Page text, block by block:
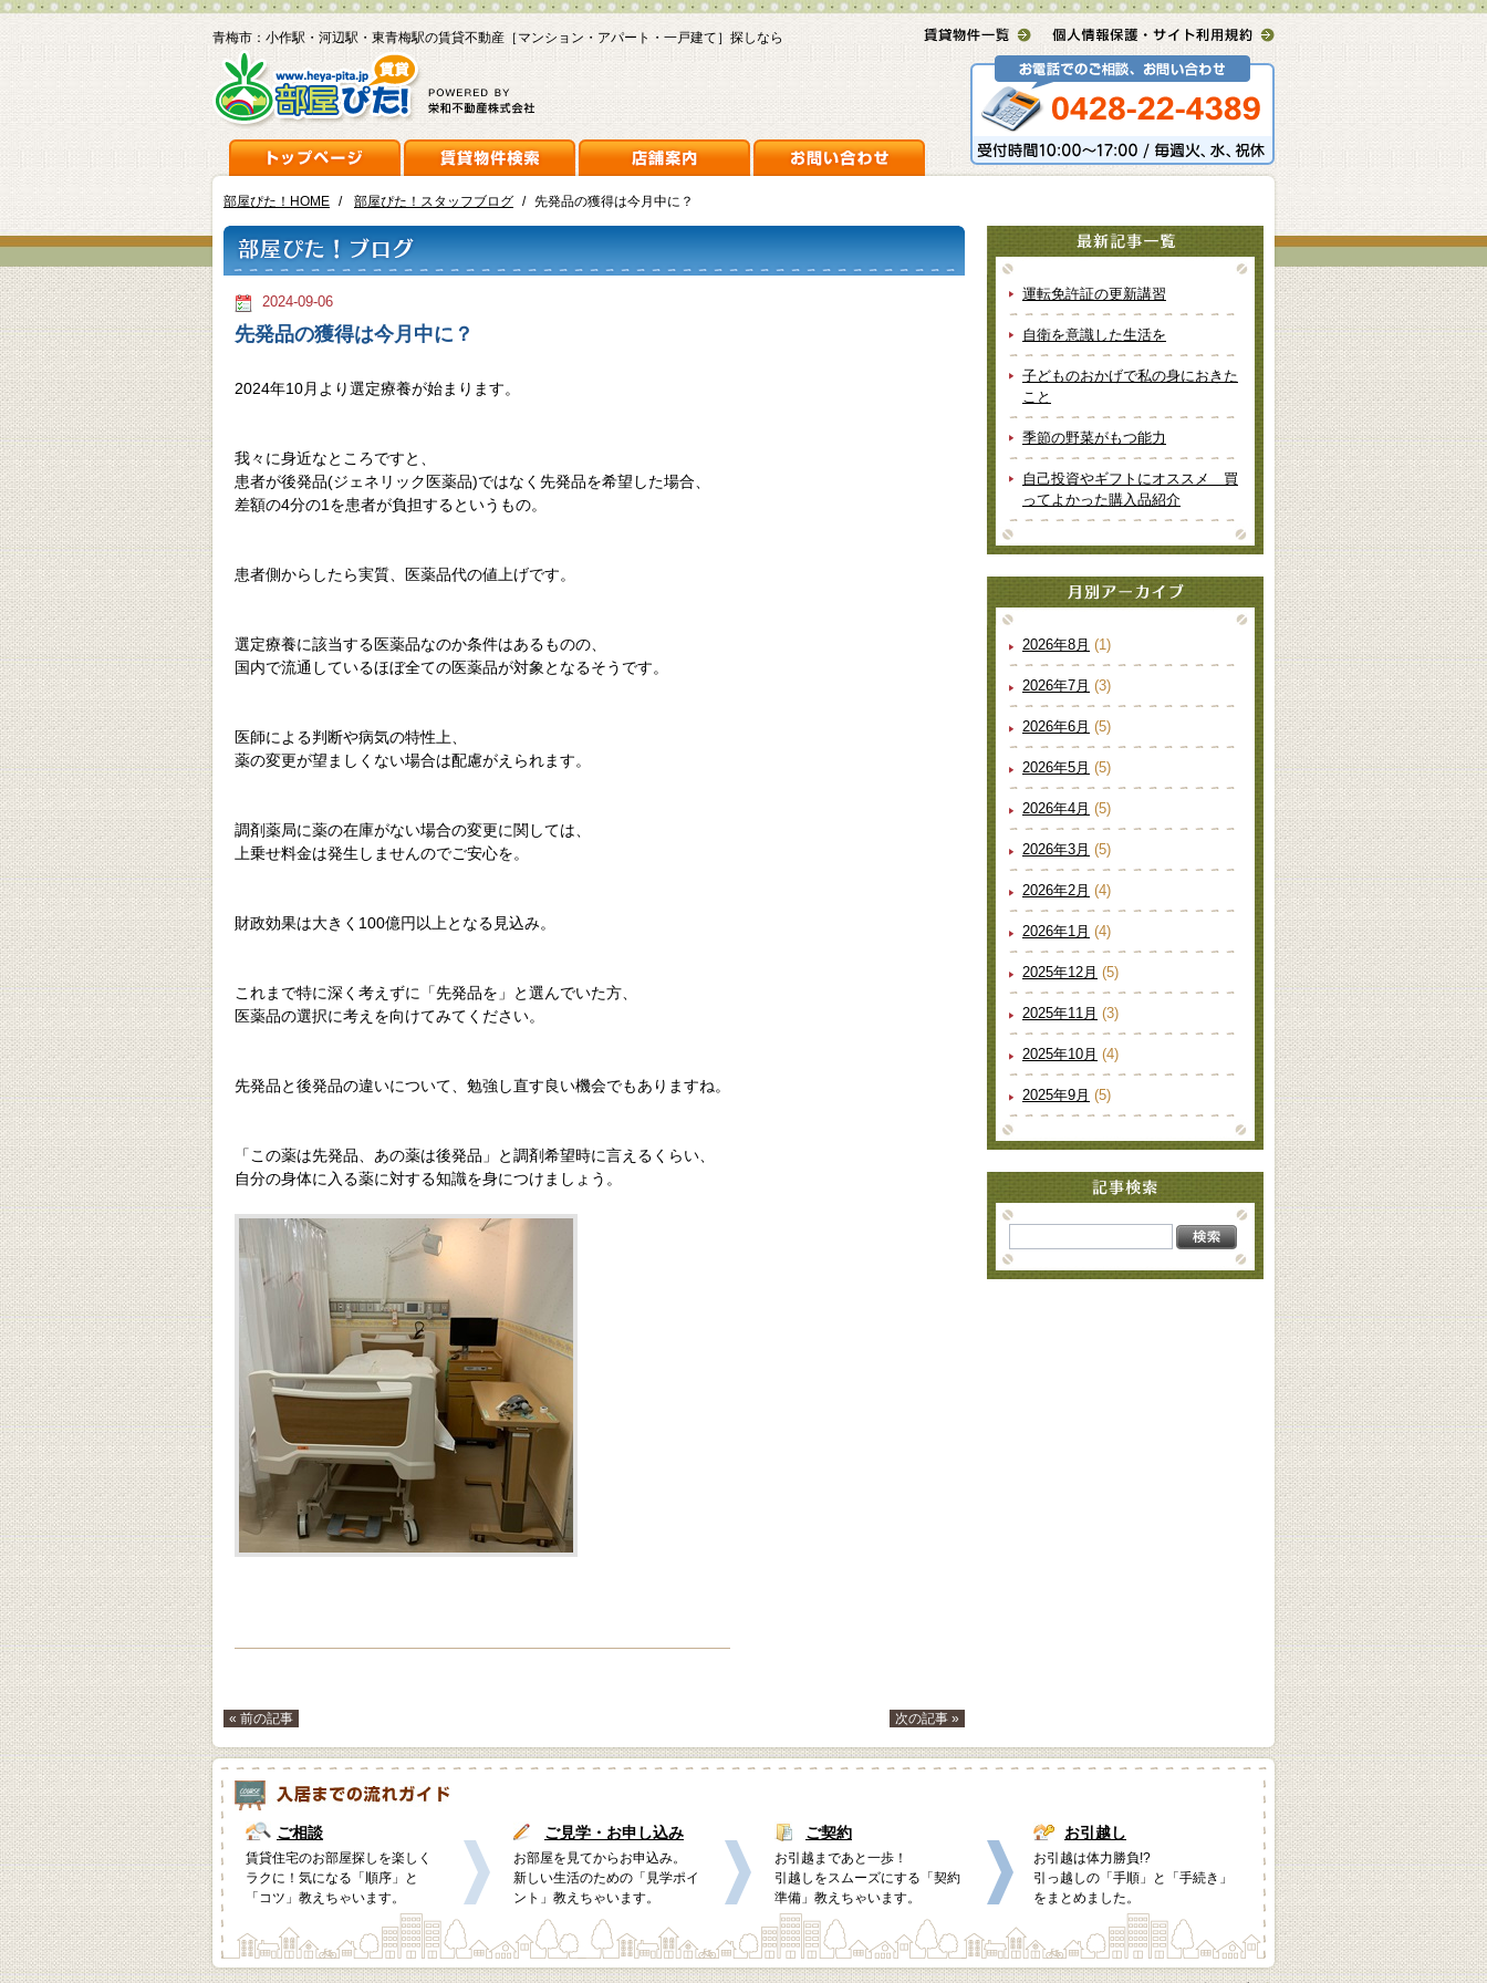
青梅市：小作駅・河辺駅・東青梅駅の賃貸不動産［マンション・アパート・一戸建て］探しなら
部屋ぴた！HOME / 部屋ぴた！スタッフブログ / 先発品の獲得は今月中に？
2024-09-06
先発品の獲得は今月中に？
2024年10月より選定療養が始まります。
我々に身近なところですと、
患者が後発品(ジェネリック医薬品)ではなく先発品を希望した場合、
差額の4分の1を患者が負担するというもの。
患者側からしたら実質、医薬品代の値上げです。
選定療養に該当する医薬品なのか条件はあるものの、
国内で流通しているほぼ全ての医薬品が対象となるそうです。
医師による判断や病気の特性上、
薬の変更が望ましくない場合は配慮がえられます。
調剤薬局に薬の在庫がない場合の変更に関しては、
上乗せ料金は発生しませんのでご安心を。
財政効果は大きく100億円以上となる見込み。
これまで特に深く考えずに「先発品を」と選んでいた方、
医薬品の選択に考えを向けてみてください。
先発品と後発品の違いについて、勉強し直す良い機会でもありますね。
「この薬は先発品、あの薬は後発品」と調剤希望時に言えるくらい、
自分の身体に入る薬に対する知識を身につけましょう。
« 前の記事 次の記事 »
運転免許証の更新講習
自衛を意識した生活を
子どものおかげで私の身におきた
こと
季節の野菜がもつ能力
自己投資やギフトにオススメ 買
ってよかった購入品紹介
2026年8月 (1)
2026年7月 (3)
2026年6月 (5)
2026年5月 (5)
2026年4月 (5)
2026年3月 (5)
2026年2月 (4)
2026年1月 (4)
2025年12月 (5)
2025年11月 (3)
2025年10月 (4)
2025年9月 (5)
ご相談
賃貸住宅のお部屋探しを楽しく
ラクに！気になる「順序」と
「コツ」教えちゃいます。
ご見学・お申し込み
お部屋を見てからお申込み。
新しい生活のための「見学ポイ
ント」教えちゃいます。
ご契約
お引越まであと一歩！
引越しをスムーズにする「契約
準備」教えちゃいます。
お引越し
お引越は体力勝負!?
引っ越しの「手順」と「手続き」
をまとめました。